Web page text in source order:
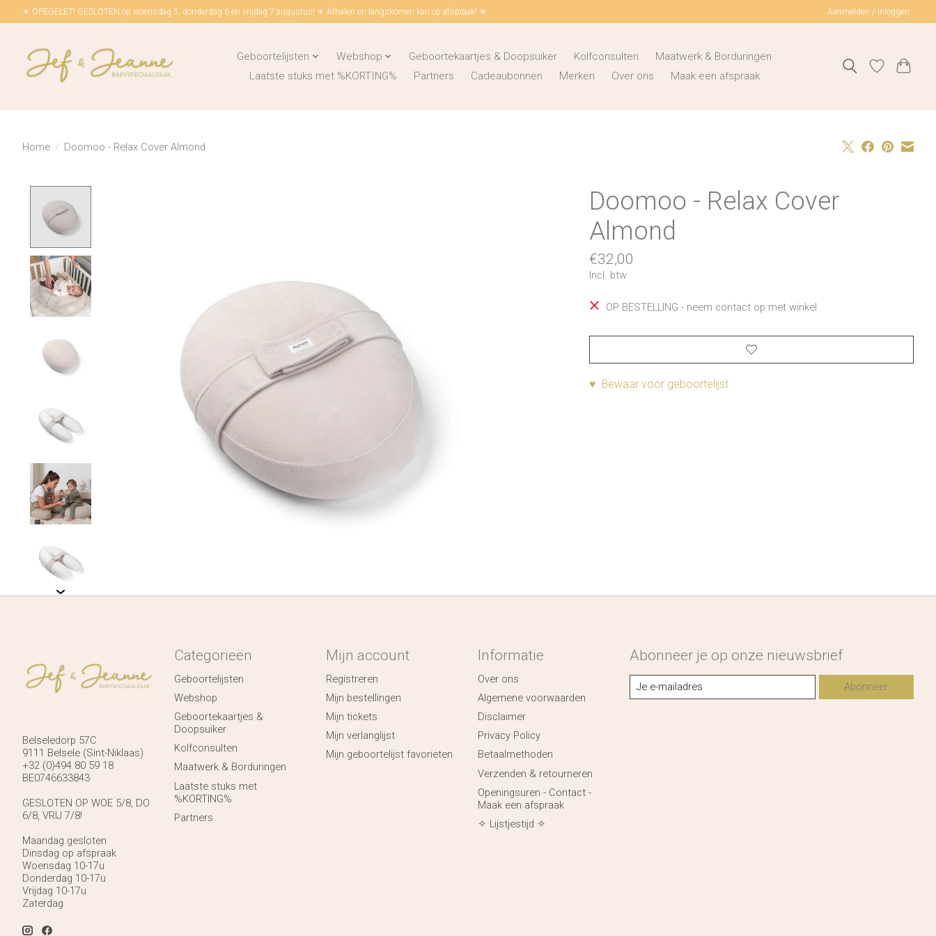
☀ OPEGELET! GESLOTEN op woensdag 5, donderdag 6 en vrijdag 7 augustus! ☀ Afhalen en langskomen kan op afspraak! ☀ Aanmelden / Inloggen
Geboortelijsten Webshop Geboortekaartjes & Doopsuiker Kolfconsulten
Maatwerk & Borduringen
Laatste stuks met %KORTING%
Partners Cadeaubonnen Merken Over ons Maak een afspraak
Home / Doomoo - Relax Cover Almond
Doomoo - Relax Cover
Almond
€32,00
Incl. btw
OP BESTELLING - neem contact op met winkel
♥ Bewaar voor geboortelijst
Belseledorp 57C
9111 Belsele (Sint-Niklaas)
+32 (0)494 80 59 18
BE0746633843
GESLOTEN OP WOE 5/8, DO
6/8, VRIJ 7/8!
Maandag gesloten
Dinsdag op afspraak
Woensdag 10-17u
Donderdag 10-17u
Vrijdag 10-17u
Zaterdag
Categorieën
Geboortelijsten
Webshop
Geboortekaartjes &
Doopsuiker
Kolfconsulten
Maatwerk & Borduringen
Laatste stuks met
%KORTING%
Partners
Mijn account
Registreren
Mijn bestellingen
Mijn tickets
Mijn verlanglijst
Mijn geboortelijst favorieten
Informatie
Over ons
Algemene voorwaarden
Disclaimer
Privacy Policy
Betaalmethoden
Verzenden & retourneren
Openingsuren - Contact -
Maak een afspraak
✧ Lijstjestijd ✧
Abonneer je op onze nieuwsbrief
Abonneer